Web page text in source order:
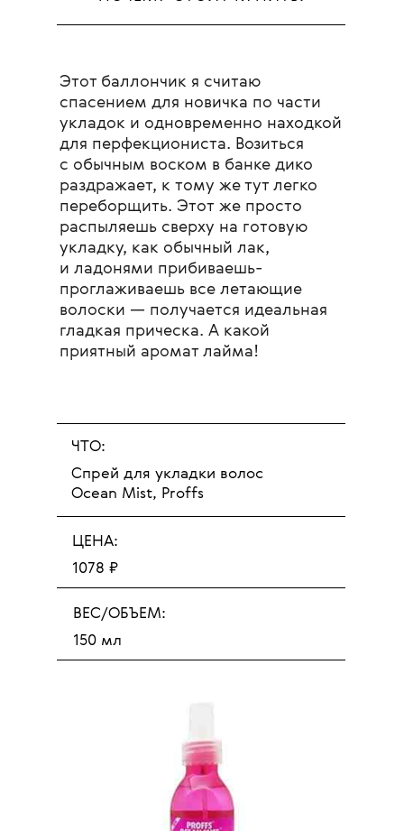
Этот баллончик я считаю
спасением для новичка по части
укладок и одновременно находкой
для перфекциониста. Возиться
с обычным воском в банке дико
раздражает, к тому же тут легко
переборщить. Этот же просто
распыляешь сверху на готовую
укладку, как обычный лак,
и ладонями прибиваешь-
проглаживаешь все летающие
волоски — получается идеальная
гладкая прическа. А какой
приятный аромат лайма!
ЧТО:
Спрей для укладки волос
Ocean Mist, Proffs
ЦЕНА:
1078 ₽
ВЕС/ОБЪЕМ:
150 мл